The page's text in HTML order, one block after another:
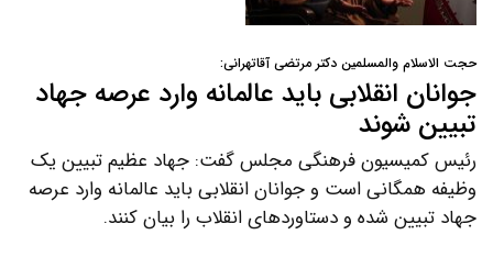
حجت الاسلام والمسلمین دکتر مرتضی آقاتهرانی:
جوانان انقلابی باید عالمانه وارد عرصه جهاد
تبیین شوند
رئیس کمیسیون فرهنگی مجلس گفت: جهاد عظیم تبیین یک
وظیفه همگانی است و جوانان انقلابی باید عالمانه وارد عرصه
جهاد تبیین شده و دستاوردهای انقلاب را بیان کنند.